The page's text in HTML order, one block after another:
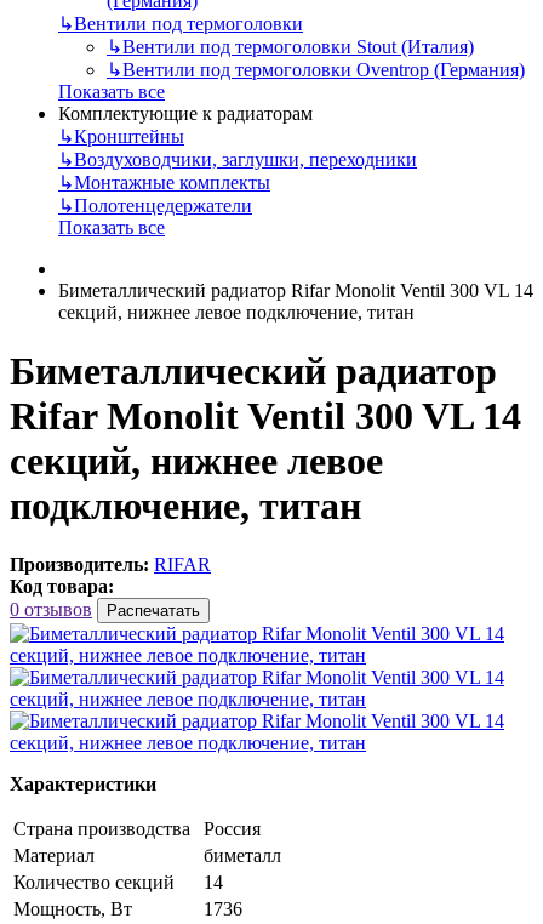
↳Вентили под термоголовки
↳Вентили под термоголовки Stout (Италия)
↳Вентили под термоголовки Oventrop (Германия)
Показать все
Комплектующие к радиаторам
↳Кронштейны
↳Воздуховодчики, заглушки, переходники
↳Монтажные комплекты
↳Полотенцедержатели
Показать все
Биметаллический радиатор Rifar Monolit Ventil 300 VL 14
секций, нижнее левое подключение, титан
Биметаллический радиатор
Rifar Monolit Ventil 300 VL 14
секций, нижнее левое
подключение, титан
Производитель: RIFAR
Код товара:
0 отзывов
Распечатать
Характеристики
Страна производства
Россия
Материал
биметалл
Количество секций
14
Мощность, Вт
1736